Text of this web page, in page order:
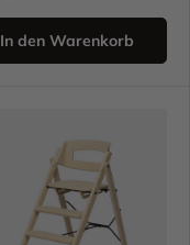
In den Warenkorb